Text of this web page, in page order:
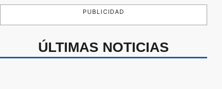
PUBLICIDAD
ÚLTIMAS NOTICIAS